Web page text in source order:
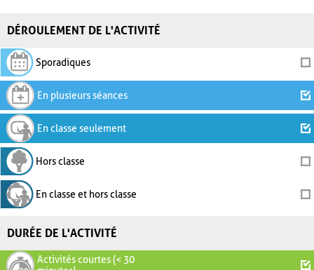
DÉROULEMENT DE L'ACTIVITÉ
Sporadiques
En plusieurs séances
En classe seulement
Hors classe
En classe et hors classe
DURÉE DE L'ACTIVITÉ
Activités courtes (< 30